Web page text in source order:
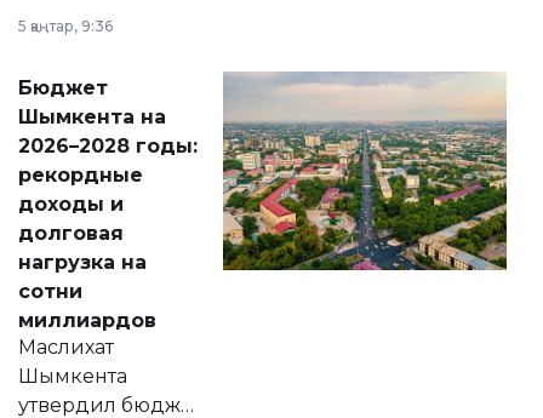
принести
народу
Венесуэлы.
5 қаңтар, 9:36
Бюджет
Шымкента на
2026–2028 годы:
рекордные
доходы и
долговая
нагрузка на
сотни
миллиардов
Маслихат
Шымкента
утвердил бюджет